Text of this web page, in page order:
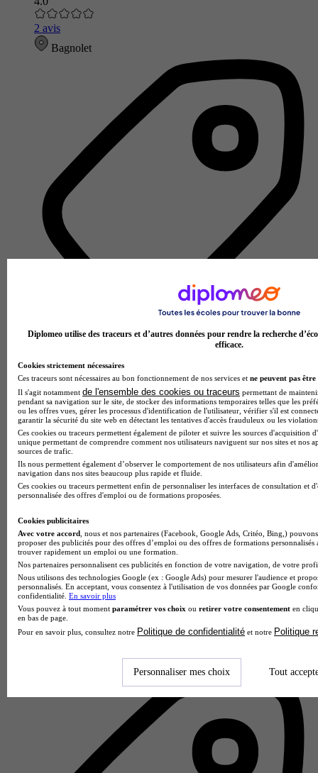
2 avis
Bagnolet
Centre de formation d'apprentis
LiveCampus
5.0
Diplomeo utilise des traceurs et d’autres données pour rendre la recherche
efficace.
Cookies strictement nécessaires
Ces traceurs sont nécessaires au bon fonctionnement de nos services et ne peuvent pas être
Il s'agit notamment de l'ensemble des cookies ou traceurs permettant de
pendant sa navigation sur le site, de stocker des informations temporaires telles que les
ou les offres vues, gérer les processus d'identification de l'utilisateur, vérifier s'il est
garantir la sécurité du site web en détectant les tentatives d'accès frauduleux ou les
Ces cookies ou traceurs permettent également de piloter et suivre les sources d'acquisition
unique permettant de comprendre comment nos utilisateurs naviguent sur nos sites et nos
sources de trafic.
Ils nous permettent également d’observer le comportement de nos utilisateurs afin
navigation dans nos sites beaucoup plus rapide et fluide.
Ces cookies ou traceurs permettent enfin de personnaliser les interfaces de consultation et
personnalisée des offres d'emploi ou de formations proposées.
Cookies publicitaires
Avec votre accord , nous et nos partenaires (Facebook, Google Ads, Critéo, Bing,)
proposer des publicités pour des offres d’emploi ou des offres de formations
trouver rapidement un emploi ou une formation.
Nos partenaires personnalisent ces publicités en fonction de votre navigation, de votre
Nous utilisons des technologies Google (ex : Google Ads) pour mesurer l'audience et
personnalisés. En acceptant, vous consentez à l'utilisation de vos données par Google
confidentialité. En savoir plus
Vous pouvez à tout moment paramétrer vos choix ou retirer votre consentement en
en bas de page.
Pour en savoir plus, consultez notre Politique de confidentialité et notre Politique
Personnaliser mes choix Tout